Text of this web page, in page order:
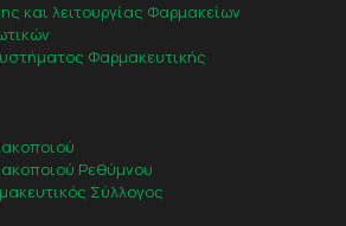
και λειτουργίας Φαρμακείων
Φαρμακευτικής
Ρεθύμνου
Σύλλογος